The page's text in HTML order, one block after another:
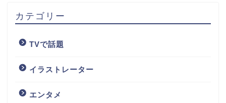
カテゴリー
TVで話題
イラストレーター
エンタメ